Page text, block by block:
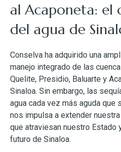
al Acaponeta: el
del agua de
Conselva ha adquirido una
manejo integrado de las
Quelite, Presidio, Baluarte y
Sinaloa. Sin embargo, las
agua cada vez más aguda que
nos impulsa a extender
que atraviesan nuestro Estado
futuro de Sinaloa.